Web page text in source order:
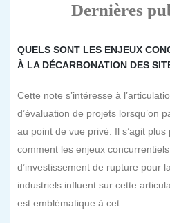
Dernières
QUELS SONT LES ENJEUX
À LA DÉCARBONATION DES
Cette note s’intéresse à
d’évaluation de projets lorsqu’on
au point de vue privé. Il s’agit
comment les enjeux
d’investissement de rupture pour
industriels influent sur cette
est emblématique à cet...